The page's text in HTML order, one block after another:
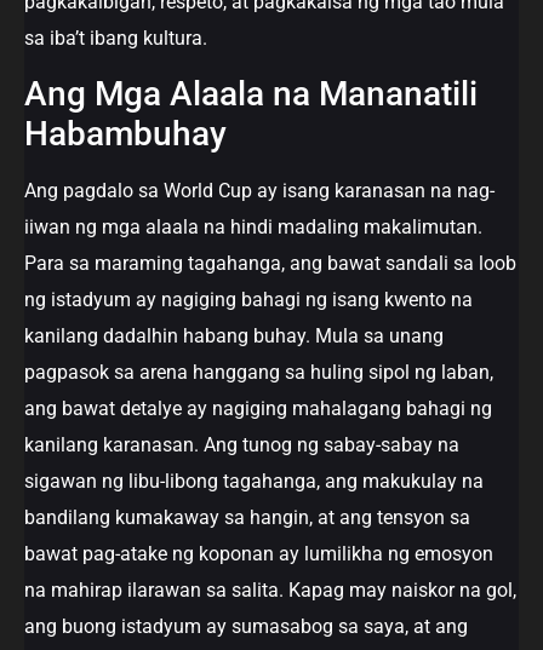
sa iba’t ibang kultura.
Ang Mga Alaala na Mananatili
Habambuhay
Ang pagdalo sa World Cup ay isang karanasan na nag-
iiwan ng mga alaala na hindi madaling makalimutan.
Para sa maraming tagahanga, ang bawat sandali sa loob
ng istadyum ay nagiging bahagi ng isang kwento na
kanilang dadalhin habang buhay. Mula sa unang
pagpasok sa arena hanggang sa huling sipol ng laban,
ang bawat detalye ay nagiging mahalagang bahagi ng
kanilang karanasan. Ang tunog ng sabay-sabay na
sigawan ng libu-libong tagahanga, ang makukulay na
bandilang kumakaway sa hangin, at ang tensyon sa
bawat pag-atake ng koponan ay lumilikha ng emosyon
na mahirap ilarawan sa salita. Kapag may naiskor na gol,
ang buong istadyum ay sumasabog sa saya, at ang